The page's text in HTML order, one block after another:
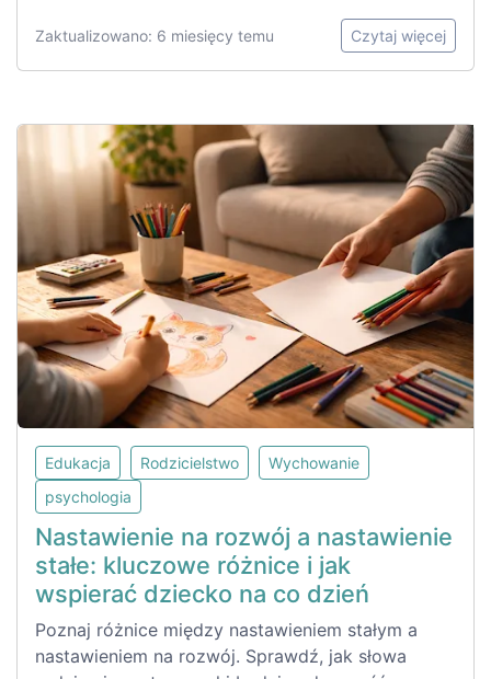
Zaktualizowano: 6 miesięcy temu Czytaj więcej
Edukacja Rodzicielstwo
Wychowanie
psychologia
Nastawienie na rozwój a nastawienie
stałe: kluczowe różnice i jak
wspierać dziecko na co dzień
Poznaj różnice między nastawieniem stałym a
nastawieniem na rozwój. Sprawdź, jak słowa